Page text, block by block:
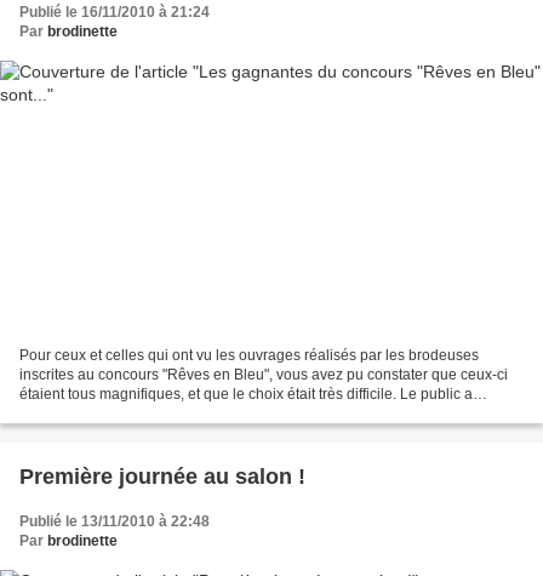
Publié le 16/11/2010 à 21:24
Par brodinette
Pour ceux et celles qui ont vu les ouvrages réalisés par les brodeuses
inscrites au concours "Rêves en Bleu", vous avez pu constater que ceux-ci
étaient tous magnifiques, et que le choix était très difficile. Le public a
Première journée au salon !
Publié le 13/11/2010 à 22:48
Par brodinette